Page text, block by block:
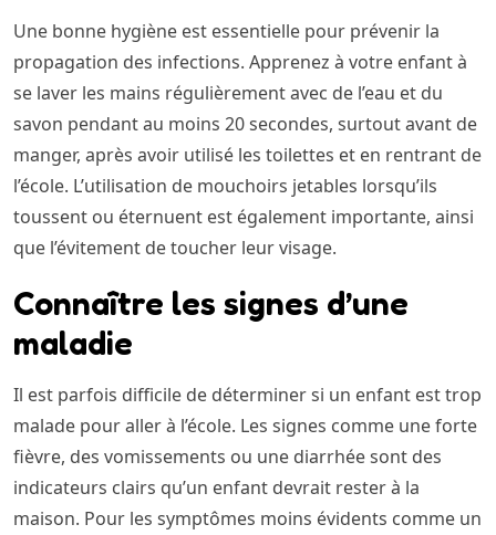
Une bonne hygiène est essentielle pour prévenir la
propagation des infections. Apprenez à votre enfant à
se laver les mains régulièrement avec de l’eau et du
savon pendant au moins 20 secondes, surtout avant de
manger, après avoir utilisé les toilettes et en rentrant de
l’école. L’utilisation de mouchoirs jetables lorsqu’ils
toussent ou éternuent est également importante, ainsi
que l’évitement de toucher leur visage.
Connaître les signes d’une
maladie
Il est parfois difficile de déterminer si un enfant est trop
malade pour aller à l’école. Les signes comme une forte
fièvre, des vomissements ou une diarrhée sont des
indicateurs clairs qu’un enfant devrait rester à la
maison. Pour les symptômes moins évidents comme un